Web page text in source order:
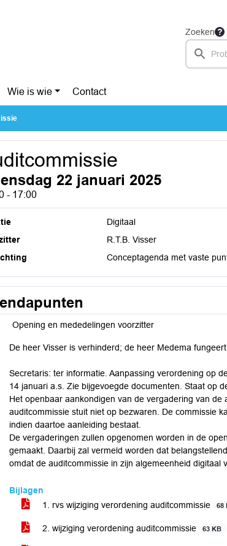
Zoeken
Wie is wie Contact
22 januari 2025
- 17:00
Digitaal
R.T.B. Visser
Conceptagenda met vaste
Opening en mededelingen voorzitter
De heer Visser is verhinderd; de heer Medema
Secretaris: ter informatie. Aanpassing verordening op
14 januari a.s. Zie bijgevoegde documenten. Staat op
Het openbaar aankondigen van de vergadering van
auditcommissie stuit niet op bezwaren. De commissie
indien daartoe aanleiding bestaat.
De vergaderingen zullen opgenomen worden in de
gemaakt. Daarbij zal vermeld worden dat
omdat de auditcommissie in zijn algemeenheid digitaal
Bijlagen
1. rvs wijziging verordening auditcommissie
68
2. wijziging verordening auditcommissie 63 KB